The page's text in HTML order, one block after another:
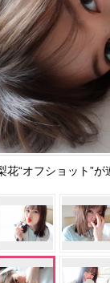
花“オフショット”